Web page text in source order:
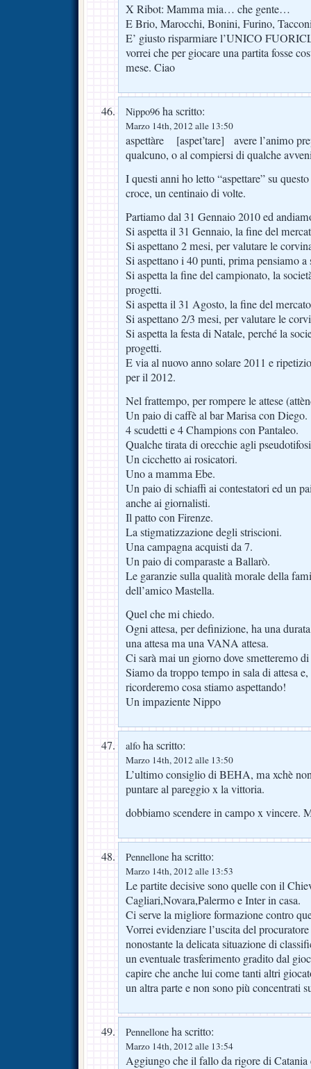
X Ribot: Mamma mia… che gente…
E Brio, Marocchi, Bonini, Furino,
E’ giusto risparmiare l’UNICO
vorrei che per giocare una partita fosse
mese. Ciao
Nippo96 ha scritto:
Marzo 14th, 2012 alle 13:50
aspettàre [aspet’tare] avere l’animo
qualcuno, o al compiersi di qualche
I questi anni ho letto “aspettare” su
croce, un centinaio di volte.
Partiamo dal 31 Gennaio 2010 ed
Si aspetta il 31 Gennaio, la fine del
Si aspettano 2 mesi, per valutare le
Si aspettano i 40 punti, prima pensiamo a
Si aspetta la fine del campionato, la
progetti.
Si aspetta il 31 Agosto, la fine del
Si aspettano 2/3 mesi, per valutare le
Si aspetta la festa di Natale, perché la
progetti.
E via al nuovo anno solare 2011 e
per il 2012.
Nel frattempo, per rompere le attese
Un paio di caffè al bar Marisa con Diego.
4 scudetti e 4 Champions con Pantaleo.
Qualche tirata di orecchie agli
Un cicchetto ai rosicatori.
Uno a mamma Ebe.
Un paio di schiaffi ai contestatori ed un
anche ai giornalisti.
Il patto con Firenze.
La stigmatizzazione degli striscioni.
Una campagna acquisti da 7.
Un paio di comparaste a Ballarò.
Le garanzie sulla qualità morale della
dell’amico Mastella.
Quel che mi chiedo.
Ogni attesa, per definizione, ha una
una attesa ma una VANA attesa.
Ci sarà mai un giorno dove smetteremo di
Siamo da troppo tempo in sala di attesa
ricorderemo cosa stiamo aspettando!
Un impaziente Nippo
alfo ha scritto:
Marzo 14th, 2012 alle 13:50
L’ultimo consiglio di BEHA, ma xchè
puntare al pareggio x la vittoria.
dobbiamo scendere in campo x vincere.
Pennellone ha scritto:
Marzo 14th, 2012 alle 13:53
Le partite decisive sono quelle con il
Cagliari,Novara,Palermo e Inter in casa.
Ci serve la migliore formazione contro
Vorrei evidenziare l’uscita del
nonostante la delicata situazione di
un eventuale trasferimento gradito dal
capire che anche lui come tanti altri
un altra parte e non sono più concentrati
Pennellone ha scritto:
Marzo 14th, 2012 alle 13:54
Aggiungo che il fallo da rigore di Catania